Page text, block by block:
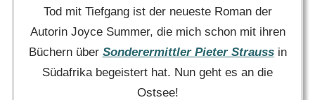
Tod mit Tiefgang ist der neueste Roman der
Autorin Joyce Summer, die mich schon mit ihren
Büchern über Sonderermittler Pieter Straussin
Südafrika begeistert hat. Nun geht es an die
Ostsee!